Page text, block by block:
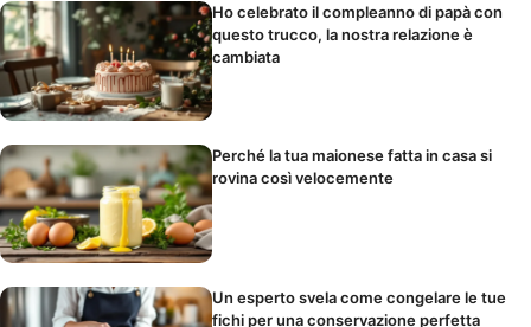
Ho celebrato il compleanno di papà con
questo trucco, la nostra relazione è
cambiata
Perché la tua maionese fatta in casa si
rovina così velocemente
Un esperto svela come congelare le tue
fichi per una conservazione perfetta